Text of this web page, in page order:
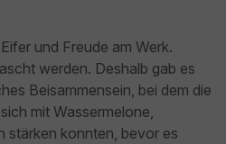
und Freude am Werk.
werden. Deshalb gab es
Beisammensein, bei dem die
mit Wassermelone,
stärken konnten, bevor es